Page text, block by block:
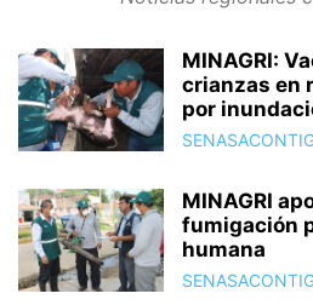
LA LIBERTAD LAMBAYEQUE
SAN MARTÍN SENASA TACNA
MINAGRI:
crianzas en
por
MINAGRI
fumigación
humana